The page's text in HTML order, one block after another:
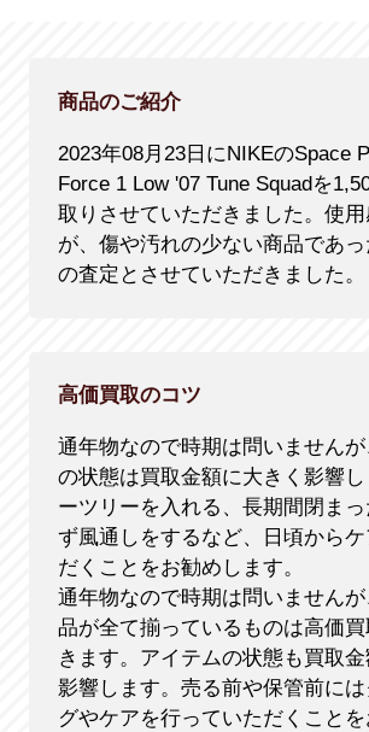
商品のご紹介
2023年08月23日にNIKEのSpace
Force 1 Low '07 Tune Squadを
取りさせていただきました。使用
が、傷や汚れの少ない商品であ
の査定とさせていただきました。
高価買取のコツ
通年物なので時期は問いません
の状態は買取金額に大きく影響
ーツリーを入れる、長期間閉ま
ず風通しをするなど、日頃から
だくことをお勧めします。
通年物なので時期は問いません
品が全て揃っているものは高価
きます。アイテムの状態も買取金
影響します。売る前や保管前に
グやケアを行っていただくことを